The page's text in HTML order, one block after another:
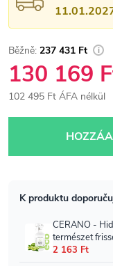
237 431 Ft
130 169
102 495 Ft ÁFA nélkül